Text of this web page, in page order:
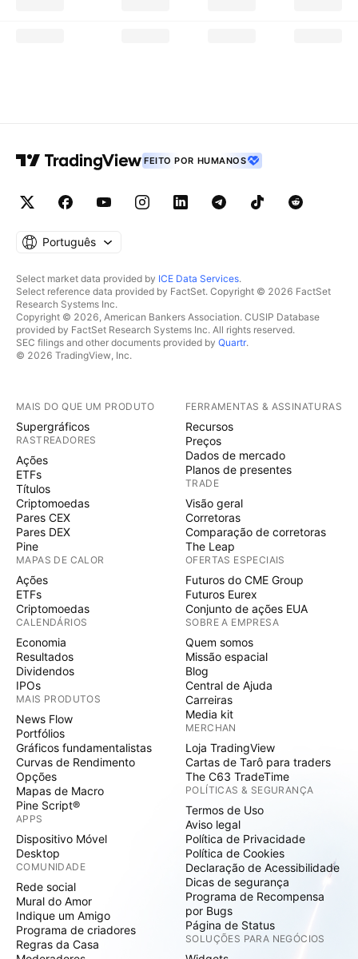
FEITO POR HUMANOS
Português
Select market data provided by ICE Data Services.
Select reference data provided by FactSet. Copyright © 2026 FactSet
Research Systems Inc.
Copyright © 2026, American Bankers Association. CUSIP Database
provided by FactSet Research Systems Inc. All rights reserved.
SEC filings and other documents provided by Quartr.
© 2026 TradingView, Inc.
MAIS DO QUE UM PRODUTO
Supergráficos
RASTREADORES
Ações
ETFs
Títulos
Criptomoedas
Pares CEX
Pares DEX
Pine
MAPAS DE CALOR
Ações
ETFs
Criptomoedas
CALENDÁRIOS
Economia
Resultados
Dividendos
IPOs
MAIS PRODUTOS
News Flow
Portfólios
Gráficos fundamentalistas
Curvas de Rendimento
Opções
Mapas de Macro
Pine Script®
APPS
Dispositivo Móvel
Desktop
COMUNIDADE
Rede social
Mural do Amor
Indique um Amigo
Programa de criadores
Regras da Casa
FERRAMENTAS & ASSINATURAS
Recursos
Preços
Dados de mercado
Planos de presentes
TRADE
Visão geral
Corretoras
Comparação de corretoras
The Leap
OFERTAS ESPECIAIS
Futuros do CME Group
Futuros Eurex
Conjunto de ações EUA
SOBRE A EMPRESA
Quem somos
Missão espacial
Blog
Central de Ajuda
Carreiras
Media kit
MERCHAN
Loja TradingView
Cartas de Tarô para traders
The C63 TradeTime
POLÍTICAS & SEGURANÇA
Termos de Uso
Aviso legal
Política de Privacidade
Política de Cookies
Declaração de Acessibilidade
Dicas de segurança
Programa de Recompensa
por Bugs
Página de Status
SOLUÇÕES PARA NEGÓCIOS